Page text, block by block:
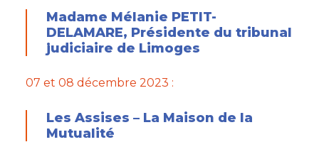
Madame Mélanie PETIT-
DELAMARE, Présidente du tribunal
judiciaire de Limoges
07 et 08 décembre 2023 :
Les Assises – La Maison de la
Mutualité